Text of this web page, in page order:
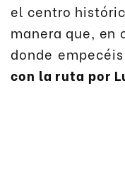
el centro
manera que, en
donde
con la ruta por